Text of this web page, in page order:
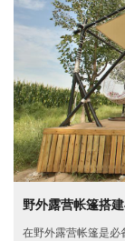
野外露营帐篷搭
在野外露营帐篷是必